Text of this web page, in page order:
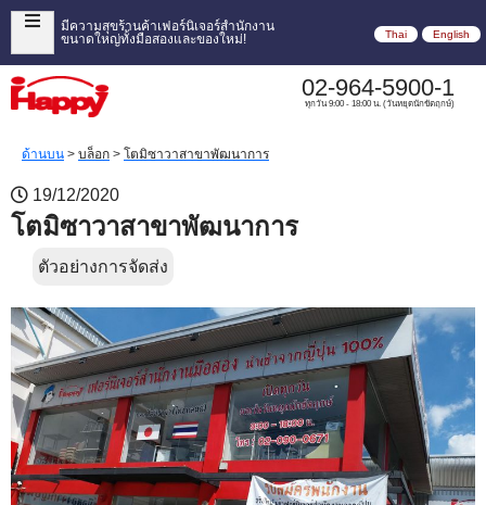
มีความสุขร้านค้าเฟอร์นิเจอร์สำนักงาน
ขนาดใหญ่ทั้งมือสองและของใหม่!
Thai English
02-964-5900-1
ทุกวัน 9:00 - 18:00 น. (วันหยุดนักขัตฤกษ์)
ด้านบน > บล็อก > โตมิซาวาสาขาพัฒนาการ
19/12/2020
โตมิซาวาสาขาพัฒนาการ
ตัวอย่างการจัดส่ง